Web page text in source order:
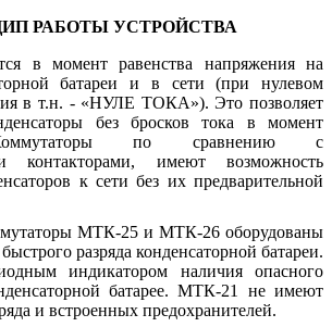
РАБОТЫ УСТРОЙСТВА
в момент равенства напряжения на
батареи и в сети (при нулевом
в т.н. - «НУЛЕ ТОКА»). Это позволяет
без бросков тока в момент
по сравнению с
контакторами, имеют возможность
к сети без их предварительной
МТК-25 и МТК-26 оборудованы
разряда конденсаторной батареи.
индикатором наличия опасного
батарее. МТК-21 не имеют
и встроенных предохранителей.